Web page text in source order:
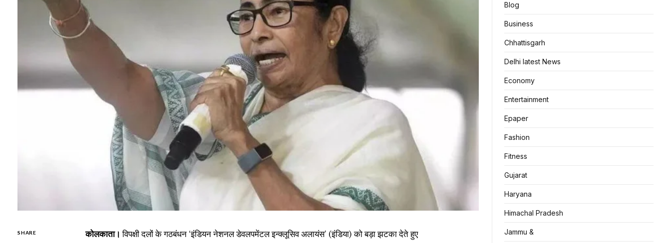
SHARE कोलकाता।विपक्षी दलों के गठबंधन ‘इंडियन नेशनल डेवलपमेंटल इन्क्लूसिव अलायंस’ (इंडिया) को बड़ा झटका देते हुए
Blog
Business
Chhattisgarh
Delhi latest News
Economy
Entertainment
Epaper
Fashion
Fitness
Gujarat
Haryana
Himachal Pradesh
Jammu &